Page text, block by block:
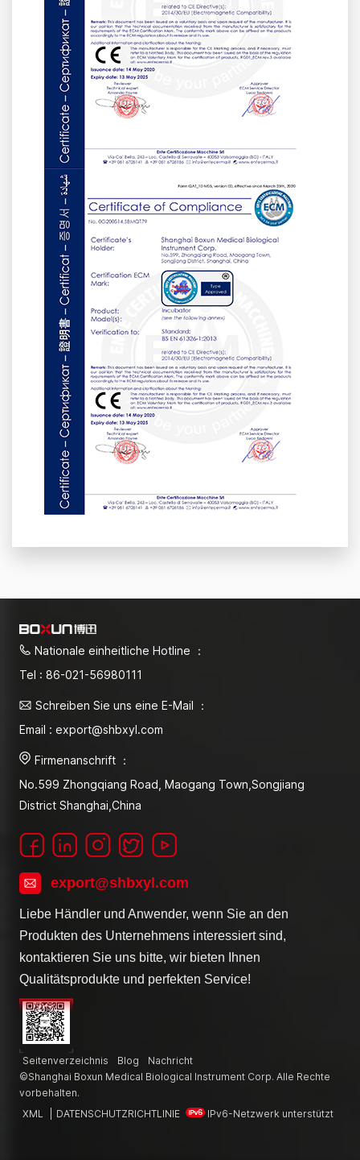
Nationale einheitliche Hotline ：
Tel : 86-021-56980111
Schreiben Sie uns eine E-Mail ：
Email : export@shbxyl.com
Firmenanschrift ：
No.599 Zhongqiang Road, Maogang Town,Songjiang
District Shanghai,China
export@shbxyl.com
Liebe Händler und Anwender, wenn Sie an den
Produkten des Unternehmens interessiert sind,
kontaktieren Sie uns bitte, wir bieten Ihnen
Qualitätsprodukte und perfekten Service!
Seitenverzeichnis Blog
Nachricht
©Shanghai Boxun Medical Biological Instrument Corp. Alle Rechte
vorbehalten.
XML
DATENSCHUTZRICHTLINIE IPv6-Netzwerk unterstützt